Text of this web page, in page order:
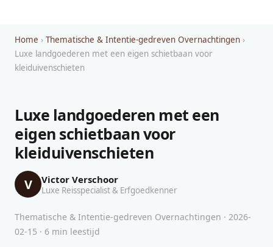
Home › Thematische & Intentie-gedreven Overnachtingen ›
Luxe landgoederen met een eigen schietbaan voor
kleiduivenschieten
Luxe landgoederen met een
eigen schietbaan voor
kleiduivenschieten
V Victor Verschoor
Luxe Reisspecialist & Erfgoedkenner
Thematische & Intentie-gedreven Overnachtingen · 2026-
02-15 · 6 min leestijd